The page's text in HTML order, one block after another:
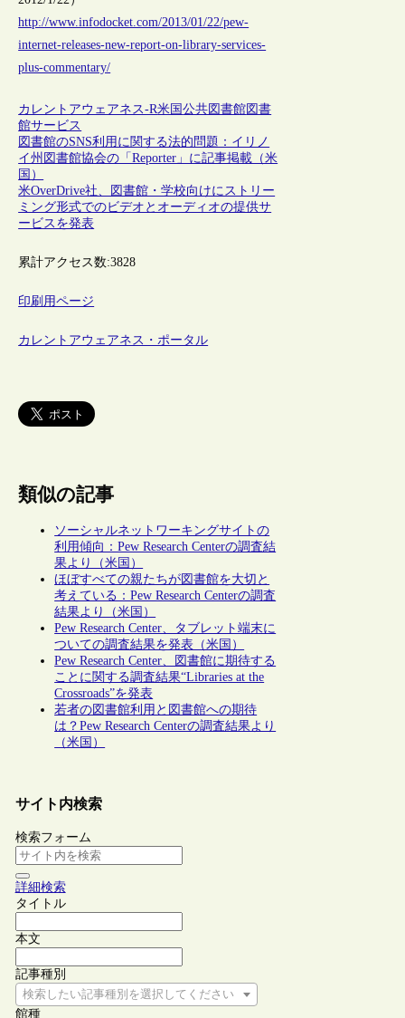
http://www.infodocket.com/2013/01/22/pew-
internet-releases-new-report-on-library-services-
plus-commentary/
カレントアウェアネス-R米国公共図書館図書
館サービス
図書館のSNS利用に関する法的問題：イリノ
イ州図書館協会の「Reporter」に記事掲載（米
国）
米OverDrive社、図書館・学校向けにストリー
ミング形式でのビデオとオーディオの提供サ
ービスを発表
累計アクセス数:3828
印刷用ページ
カレントアウェアネス・ポータル
類似の記事
ソーシャルネットワーキングサイトの
利用傾向：Pew Research Centerの調査結
果より（米国）
ほぼすべての親たちが図書館を大切と
考えている：Pew Research Centerの調査
結果より（米国）
Pew Research Center、タブレット端末に
ついての調査結果を発表（米国）
Pew Research Center、図書館に期待する
ことに関する調査結果“Libraries at the
Crossroads”を発表
若者の図書館利用と図書館への期待
は？Pew Research Centerの調査結果より
（米国）
サイト内検索
検索フォーム
詳細検索
タイトル
本文
記事種別
検索したい記事種別を選択してください
館種